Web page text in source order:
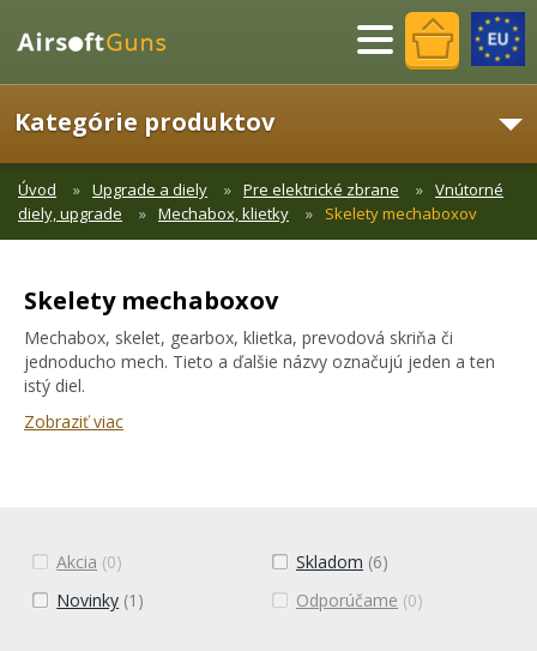
Menu
Kategórie produktov
Úvod Upgrade a diely Pre elektrické zbrane
Vnútorné
diely, upgrade
Mechabox, klietky Skelety mechaboxov
Skelety mechaboxov
Mechabox, skelet, gearbox, klietka, prevodová skriňa či
jednoducho mech. Tieto a ďalšie názvy označujú jeden a ten
istý diel.
Zobraziť viac
Akcia (0) Skladom (6)
Novinky (1) Odporúčame (0)